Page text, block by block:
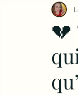
💥 Infidélité
💔